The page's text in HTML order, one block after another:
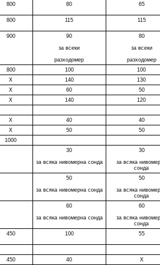
800 80 65
800 115 115
900
90
за всеки
разходомер
80
за всеки
разходомер
800 100
100
Х 140
130
Х 60
50
Х 140
120
Х
40
40
Х
50
50
1000
30
за всяка нивомерна сонда
30
за всяка
сонда
50
за всяка нивомерна сонда
50
за всяка
сонда
60
за всяка нивомерна сонда
60
за всяка
сонда
450 100 55
450
40 Х